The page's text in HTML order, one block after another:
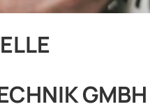
GMBH